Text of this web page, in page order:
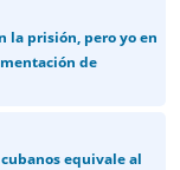
la prisión, pero yo en
de
equivale al